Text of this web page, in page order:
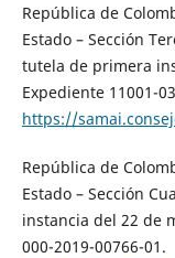
República de
Estado – Sección
tutela de primera
Expediente 11001-
https://
República de
Estado – Sección
instancia del 22 de
000-2019-00766-01.